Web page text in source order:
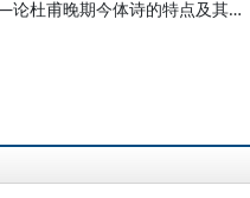
程千帆 莫砺锋：老去诗篇浑漫与——论杜甫晚期今体诗的特点及其对宋人的影响